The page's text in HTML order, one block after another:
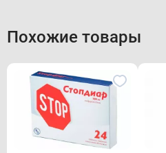
Похожие товары